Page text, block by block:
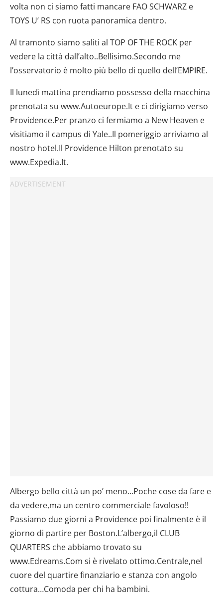
volta non ci siamo fatti mancare FAO SCHWARZ e
TOYS U’ RS con ruota panoramica dentro.
Al tramonto siamo saliti al TOP OF THE ROCK per
vedere la città dall’alto..Bellisimo.Secondo me
l’osservatorio è molto più bello di quello dell’EMPIRE.
Il lunedì mattina prendiamo possesso della macchina
prenotata su www.Autoeurope.It e ci dirigiamo verso
Providence.Per pranzo ci fermiamo a New Heaven e
visitiamo il campus di Yale..Il pomeriggio arriviamo al
nostro hotel.Il Providence Hilton prenotato su
www.Expedia.It.
Albergo bello città un po’ meno…Poche cose da fare e
da vedere,ma un centro commerciale favoloso!!
Passiamo due giorni a Providence poi finalmente è il
giorno di partire per Boston.L’albergo,il CLUB
QUARTERS che abbiamo trovato su
www.Edreams.Com si è rivelato ottimo.Centrale,nel
cuore del quartire finanziario e stanza con angolo
cottura…Comoda per chi ha bambini.